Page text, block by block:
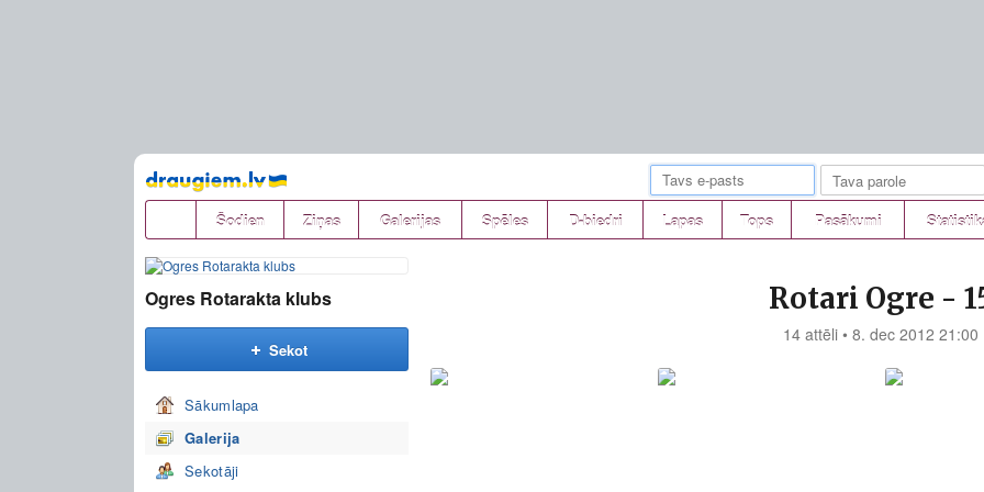
Pāriet
uz
saturu
Šodien Ziņas Galerijas Spēles D-biedri Lapas Tops Pasākumi
Ogres Rotarakta klubs
Sekot
Sākumlapa
Galerija
Sekotāji
Rotari Ogre -
14 attēli • 8. dec 2012 21:00